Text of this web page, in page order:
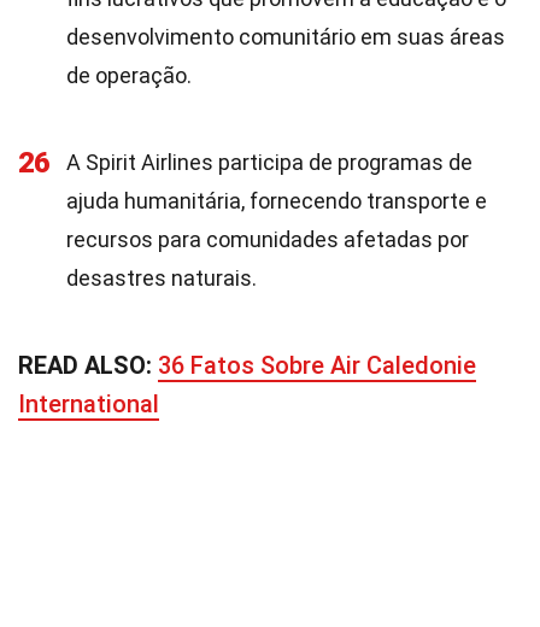
desenvolvimento comunitário em suas áreas
de operação.
26
A Spirit Airlines participa de programas de
ajuda humanitária, fornecendo transporte e
recursos para comunidades afetadas por
desastres naturais.
READ ALSO: 36 Fatos Sobre Air Caledonie
International